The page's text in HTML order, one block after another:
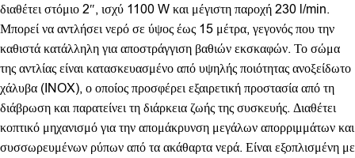
διαθέτει στόμιο 2″, ισχύ 1100 W και μέγιστη παροχή 230 l/min.
Μπορεί να αντλήσει νερό σε ύψος έως 15 μέτρα, γεγονός που την
καθιστά κατάλληλη για αποστράγγιση βαθιών εκσκαφών. Το σώμα
της αντλίας είναι κατασκευασμένο από υψηλής ποιότητας ανοξείδωτο
χάλυβα (INOX), ο οποίος προσφέρει εξαιρετική προστασία από τη
διάβρωση και παρατείνει τη διάρκεια ζωής της συσκευής. Διαθέτει
κοπτικό μηχανισμό για την απομάκρυνση μεγάλων απορριμμάτων και
συσσωρευμένων ρύπων από τα ακάθαρτα νερά. Είναι εξοπλισμένη με